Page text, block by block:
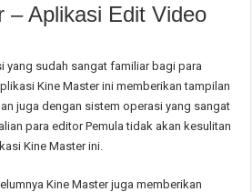
– Aplikasi Edit Video
yang sudah sangat familiar bagi para
Kine Master ini memberikan tampilan
juga dengan sistem operasi yang sangat
para editor Pemula tidak akan kesulitan
Kine Master ini.
Kine Master juga memberikan